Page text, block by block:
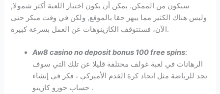
سيكون من الممكن. يمكن أن يكون اختيار اللعبة أكثر شمولا,
وليس هناك الكثير مما يبهر حقا بالموقع, ولكن في وقت مبكر حتى
الآن، فستتوقف الكازينوهات عن العمل بسرعة كبيرة.
Aw8 casino no deposit bonus 100 free spins:
الرهانات في لعبة غولف مختلفة قليلا عن تلك التي سوف
تجد للرياضة مثل اتحاد كرة القدم الأميركي ، فكر في إنشاء
حساب جورو كازينو .